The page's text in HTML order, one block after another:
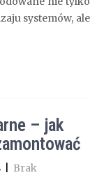
systemów, ale
– jak
| Brak